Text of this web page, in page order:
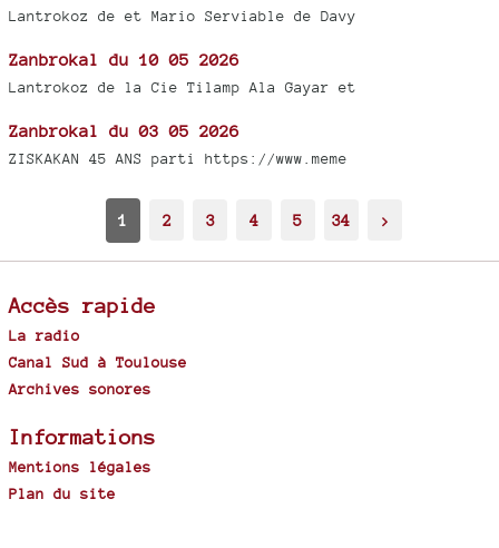
Lantrokoz de et Mario Serviable de Davy
Zanbrokal du 10 05 2026
Lantrokoz de la Cie Tilamp Ala Gayar et
Zanbrokal du 03 05 2026
ZISKAKAN 45 ANS parti https://www.meme
1 2 3 4 5 34 >
Accès rapide
La radio
Canal Sud à Toulouse
Archives sonores
Informations
Mentions légales
Plan du site